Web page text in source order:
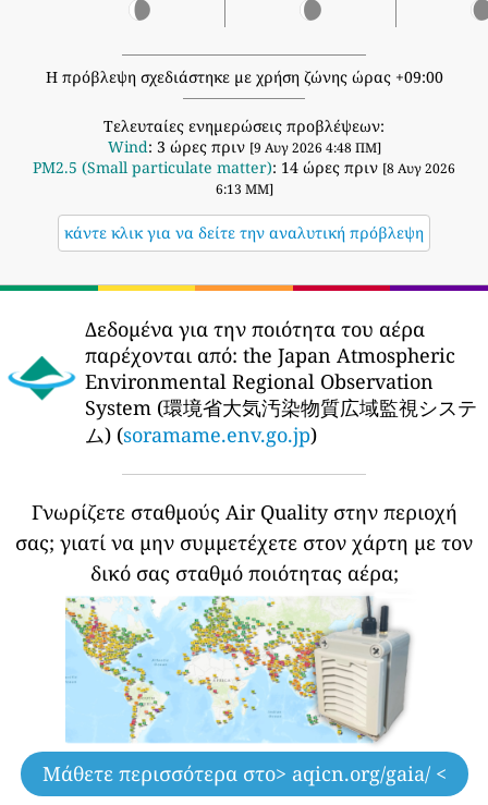
Η πρόβλεψη σχεδιάστηκε με χρήση ζώνης ώρας +09:00
Τελευταίες ενημερώσεις προβλέψεων:
Wind: 3 ώρες πριν [9 Αυγ 2026 4:48 ΠΜ]
PM2.5 (Small particulate matter): 14 ώρες πριν [8 Αυγ 2026
6:13 ΜΜ]
κάντε κλικ για να δείτε την αναλυτική πρόβλεψη
Δεδομένα για την ποιότητα του αέρα
παρέχονται από: the Japan Atmospheric
Environmental Regional Observation
System (環境省大気汚染物質広域監視システ
ム) (soramame.env.go.jp)
Γνωρίζετε σταθμούς Air Quality στην περιοχή
σας; γιατί να μην συμμετέχετε στον χάρτη με τον
δικό σας σταθμό ποιότητας αέρα;
Μάθετε περισσότερα στο> aqicn.org/gaia/ <